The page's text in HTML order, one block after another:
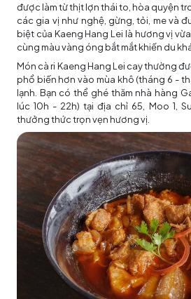
được làm từ thịt lợn thái to, hòa quyện
các gia vị như nghệ, gừng, tỏi, me và
biệt của Kaeng Hang Lei là hương vị
cùng màu vàng óng bắt mắt khiến du
Món cà ri Kaeng Hang Lei cay thường
phổ biến hơn vào mùa khô (tháng 6 -
lạnh. Bạn có thể ghé thăm nhà hàng
lúc 10h - 22h) tại địa chỉ 65, Moo 1,
thưởng thức trọn vẹn hương vị.